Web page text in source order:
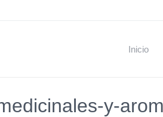
Inicio
y-